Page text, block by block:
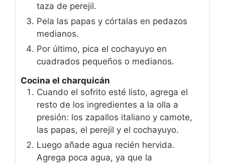
taza de perejil.
Pela las papas y córtalas en pedazos
medianos.
Por último, pica el cochayuyo en
cuadrados pequeños o medianos.
Cocina el charquicán
Cuando el sofrito esté listo, agrega el
resto de los ingredientes a la olla a
presión: los zapallos italiano y camote,
las papas, el perejil y el cochayuyo.
Luego añade agua recién hervida.
Agrega poca agua, ya que la